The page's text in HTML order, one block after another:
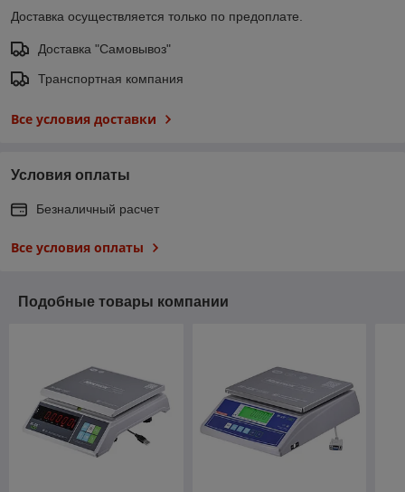
Доставка осуществляется только по предоплате.
Доставка "Самовывоз"
Транспортная компания
Все условия доставки
Условия оплаты
Безналичный расчет
Все условия оплаты
Подобные товары компании